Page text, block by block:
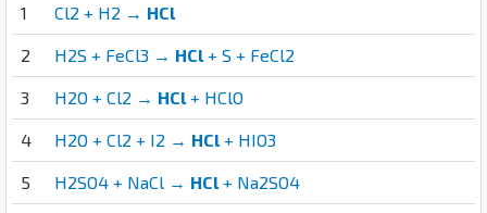
1 Cl2 + H2 → HCl
2 H2S + FeCl3 → HCl+ S + FeCl2
3 H2O + Cl2 → HCl+ HClO
4 H2O + Cl2 + I2 → HCl+ HIO3
5 H2SO4 + NaCl → HCl+ Na2SO4